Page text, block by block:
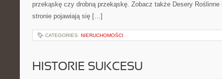
przekąskę czy drobną przekąskę. Zobacz także Desery
stronie pojawiają się […]
CATEGORIES: NIERUCHOMOŚCI
HISTORIE SUKCESU